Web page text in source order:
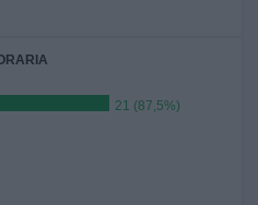
21 (87,5%)